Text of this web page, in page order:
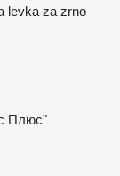
levka za zrno
Плюс"